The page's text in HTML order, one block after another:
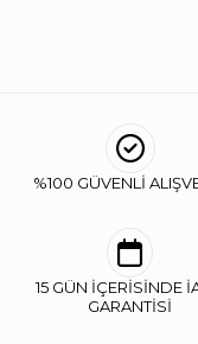
%100 GÜVENLİ
15 GÜN İÇERİSİNDE
GARANTİSİ